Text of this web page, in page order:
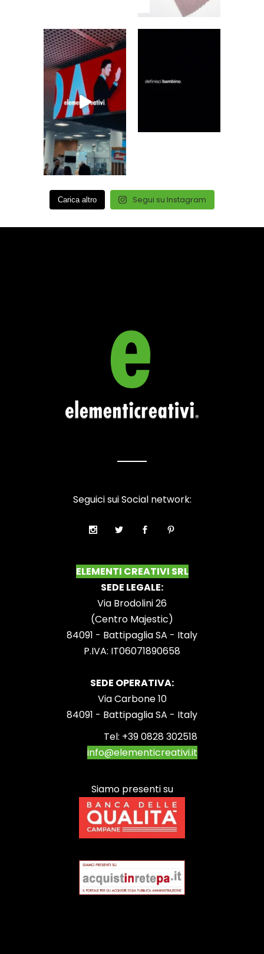
Carica altro Segui su Instagram
ELEMENTI CREATIVI SRL
SEDE LEGALE:
Via Brodolini 26
(Centro Majestic)
84091 - Battipaglia SA - Italy
P.IVA: IT06071890658
SEDE OPERATIVA:
Via Carbone 10
84091 - Battipaglia SA - Italy
Tel: +39 0828 302518
info@elementicreativi.it
Seguici sui Social network:
Siamo presenti su